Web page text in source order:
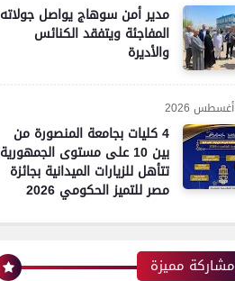
مدير أمن سوهاج يواصل جولاته
المفاجئة ويتفقد الكنائس
والأديرة
4 كليات بجامعة المنصورة من
بين 10 على مستوى الجمهورية
تتأهل للزيارات الميدانية بجائزة
مصر للتميز الحكومي 2026
مشاركة مميزة